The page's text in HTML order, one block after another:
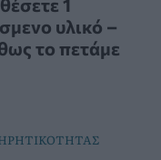
1
υλικό –
το πετάμε